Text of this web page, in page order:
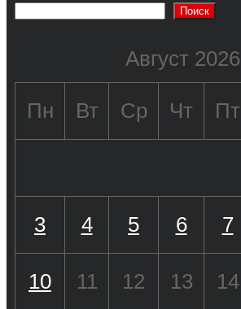
Поиск
Август 2026
Пн Вт Ср Чт Пт
3 4 5 6 7
10 11 12 13 14